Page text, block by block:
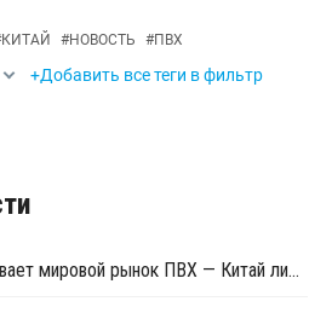
КИТАЙ #НОВОСТЬ #ПВХ
+Добавить все теги в фильтр
Геополитика перестраивает мировой рынок ПВХ — Китай лидирует в экспорте